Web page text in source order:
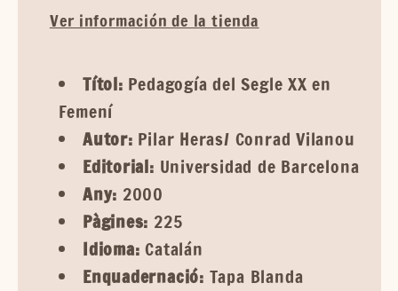
Ver información de la tienda
Títol: Pedagogía del Segle XX en
Femení
Autor: Pilar Heras/ Conrad Vilanou
Editorial: Universidad de Barcelona
Any: 2000
Pàgines: 225
Idioma: Catalán
Enquadernació: Tapa Blanda